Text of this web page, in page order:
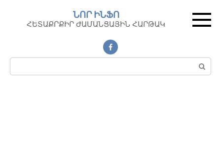
контенту
ՆՈՐ ԻՆՖՈ
ՀԵՏԱՔՐՔԻՐ ԺԱՄԱՆՑԱՅԻՆ ՀԱՐԹԱԿ
Поиск: